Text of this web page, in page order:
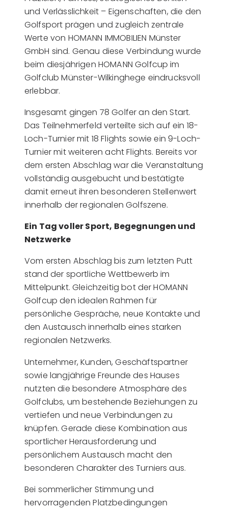
und Verlässlichkeit – Eigenschaften, die den
Golfsport prägen und zugleich zentrale
Werte von HOMANN IMMOBILIEN Münster
GmbH sind. Genau diese Verbindung wurde
beim diesjährigen HOMANN Golfcup im
Golfclub Münster-Wilkinghege eindrucksvoll
erlebbar.
Insgesamt gingen 78 Golfer an den Start.
Das Teilnehmerfeld verteilte sich auf ein 18-
Loch-Turnier mit 18 Flights sowie ein 9-Loch-
Turnier mit weiteren acht Flights. Bereits vor
dem ersten Abschlag war die Veranstaltung
vollständig ausgebucht und bestätigte
damit erneut ihren besonderen Stellenwert
innerhalb der regionalen Golfszene.
Ein Tag voller Sport, Begegnungen und
Netzwerke
Vom ersten Abschlag bis zum letzten Putt
stand der sportliche Wettbewerb im
Mittelpunkt. Gleichzeitig bot der HOMANN
Golfcup den idealen Rahmen für
persönliche Gespräche, neue Kontakte und
den Austausch innerhalb eines starken
regionalen Netzwerks.
Unternehmer, Kunden, Geschäftspartner
sowie langjährige Freunde des Hauses
nutzten die besondere Atmosphäre des
Golfclubs, um bestehende Beziehungen zu
vertiefen und neue Verbindungen zu
knüpfen. Gerade diese Kombination aus
sportlicher Herausforderung und
persönlichem Austausch macht den
besonderen Charakter des Turniers aus.
Bei sommerlicher Stimmung und
hervorragenden Platzbedingungen